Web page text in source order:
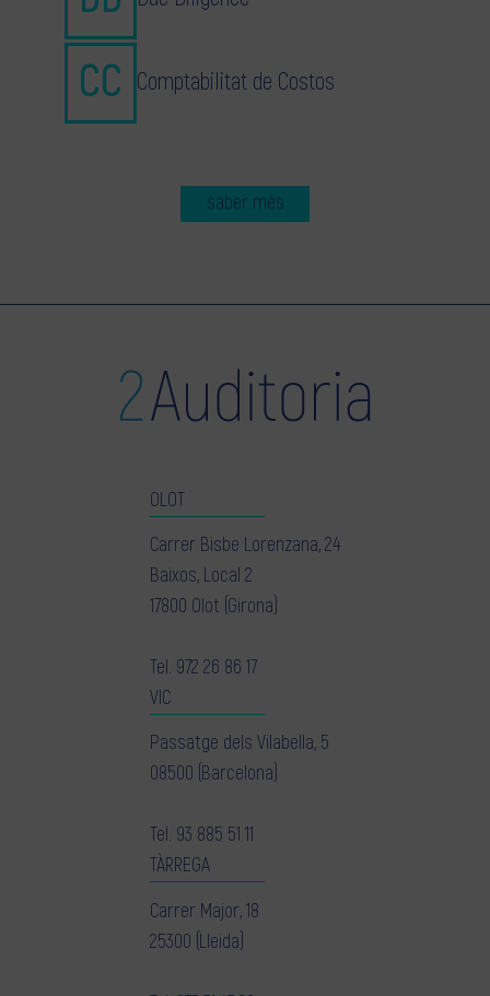
Comptabilitat de Costos
saber més
OLOT
Carrer Bisbe Lorenzana, 24
Baixos, Local 2
17800 Olot (Girona)
Tel. 972 26 86 17
VIC
Passatge dels Vilabella, 5
08500 (Barcelona)
Tel. 93 885 51 11
TÀRREGA
Carrer Major, 18
25300 (Lleida)